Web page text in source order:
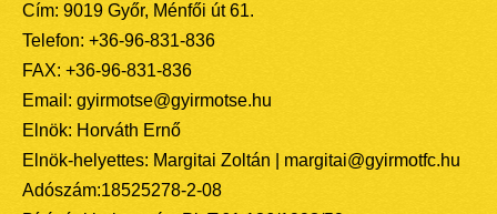
Cím: 9019 Győr, Ménfői út 61.
Telefon: +36-96-831-836
FAX: +36-96-831-836
Email: gyirmotse@gyirmotse.hu
Elnök: Horváth Ernő
Elnök-helyettes: Margitai Zoltán | margitai@gyirmotfc.hu
Adószám:18525278-2-08